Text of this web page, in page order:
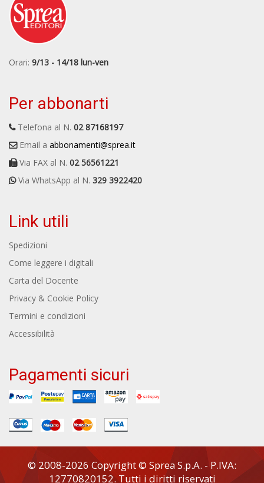
Orari: 9/13 - 14/18 lun-ven
Per abbonarti
Telefona al N. 02 87168197
Email a abbonamenti@sprea.it
Via FAX al N. 02 56561221
Via WhatsApp al N. 329 3922420
Link utili
Spedizioni
Come leggere i digitali
Carta del Docente
Privacy & Cookie Policy
Termini e condizioni
Accessibilità
Pagamenti sicuri
© 2008-2026 Copyright © Sprea S.p.A. - P.IVA:
12770820152. Tutti i diritti riservati